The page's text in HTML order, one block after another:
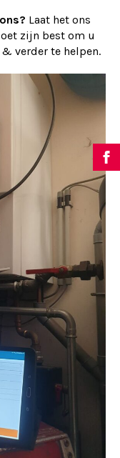
Laat het ons
zijn best om u
verder te helpen.